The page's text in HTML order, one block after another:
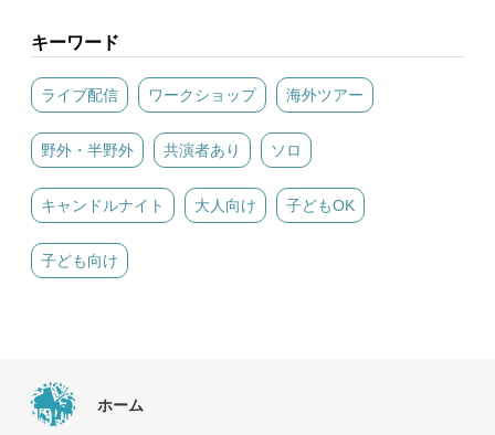
キーワード
ライブ配信 ワークショップ 海外ツアー
野外・半野外 共演者あり ソロ
キャンドルナイト 大人向け 子どもOK
子ども向け
ホーム